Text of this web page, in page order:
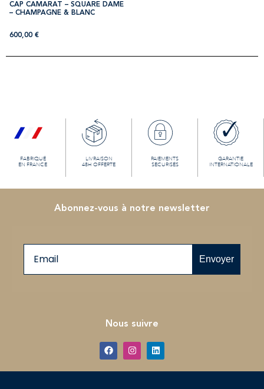
CAP CAMARAT – SQUARE DAME
– CHAMPAGNE & BLANC
600,00 €
FABRIQUÉ
EN FRANCE
LIVRAISON
48H OFFERTE
PAIEMENTS
SECURISÉS
GARANTIE
INTERNATIONALE
Abonnez-vous à notre newsletter
Envoyer
Nous suivre